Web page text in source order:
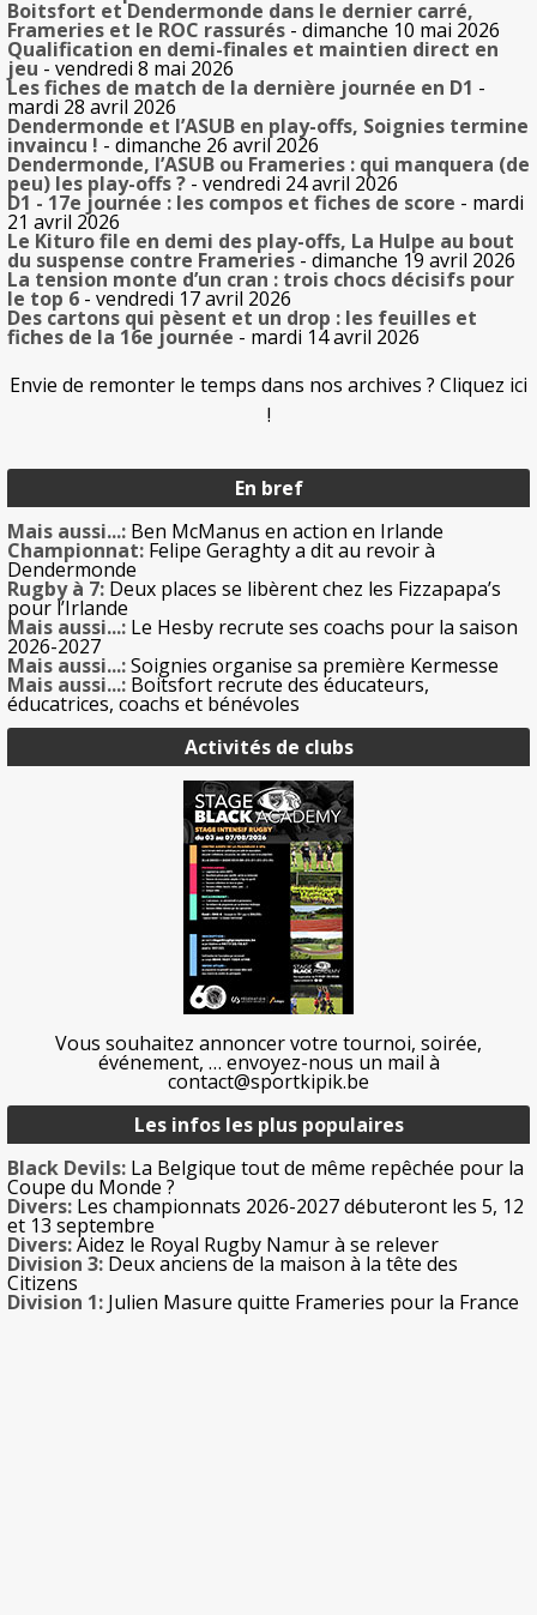
Boitsfort et Dendermonde dans le dernier carré,
Frameries et le ROC rassurés - dimanche 10 mai 2026
Qualification en demi-finales et maintien direct en
jeu - vendredi 8 mai 2026
Les fiches de match de la dernière journée en D1 -
mardi 28 avril 2026
Dendermonde et l’ASUB en play-offs, Soignies termine
invaincu ! - dimanche 26 avril 2026
Dendermonde, l’ASUB ou Frameries : qui manquera (de
peu) les play-offs ? - vendredi 24 avril 2026
D1 - 17e journée : les compos et fiches de score - mardi
21 avril 2026
Le Kituro file en demi des play-offs, La Hulpe au bout
du suspense contre Frameries - dimanche 19 avril 2026
La tension monte d’un cran : trois chocs décisifs pour
le top 6 - vendredi 17 avril 2026
Des cartons qui pèsent et un drop : les feuilles et
fiches de la 16e journée - mardi 14 avril 2026
Envie de remonter le temps dans nos archives ? Cliquez ici
!
En bref
Mais aussi...: Ben McManus en action en Irlande
Championnat: Felipe Geraghty a dit au revoir à
Dendermonde
Rugby à 7: Deux places se libèrent chez les Fizzapapa’s
pour l’Irlande
Mais aussi...: Le Hesby recrute ses coachs pour la saison
2026-2027
Mais aussi...:Soignies organise sa première Kermesse
Mais aussi...: Boitsfort recrute des éducateurs,
éducatrices, coachs et bénévoles
Activités de clubs
Vous souhaitez annoncer votre tournoi, soirée,
événement, … envoyez-nous un mail à
contact@sportkipik.be
Les infos les plus populaires
Black Devils: La Belgique tout de même repêchée pour la
Coupe du Monde ?
Divers: Les championnats 2026-2027 débuteront les 5, 12
et 13 septembre
Divers:Aidez le Royal Rugby Namur à se relever
Division 3: Deux anciens de la maison à la tête des
Citizens
Division 1: Julien Masure quitte Frameries pour la France